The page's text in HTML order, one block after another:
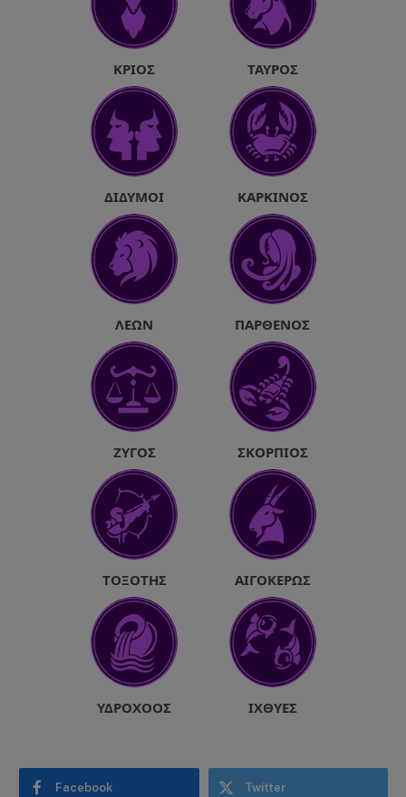
ΚΡΙΌΣ ΤΑΎΡΟΣ
ΔΊΔΥΜΟΙ ΚΑΡΚΊΝΟΣ
ΛΈΩΝ ΠΑΡΘΈΝΟΣ
ΖΥΓΌΣ ΣΚΟΡΠΙΌΣ
ΤΟΞΌΤΗΣ ΑΙΓΌΚΕΡΩΣ
ΥΔΡΟΧΌΟΣ ΙΧΘΎΕΣ
Facebook Twitter